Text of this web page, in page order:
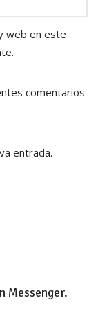
web en este
comentarios
entrada.
Messenger.